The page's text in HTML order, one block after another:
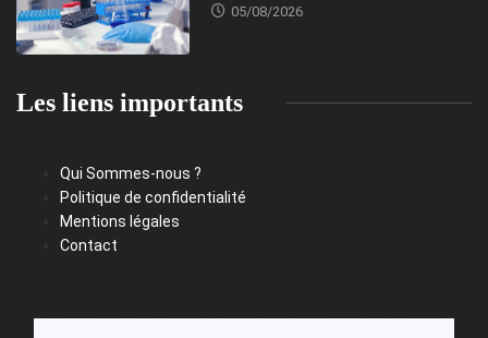
05/08/2026
Les liens importants
Qui Sommes-nous ?
Politique de confidentialité
Mentions légales
Contact